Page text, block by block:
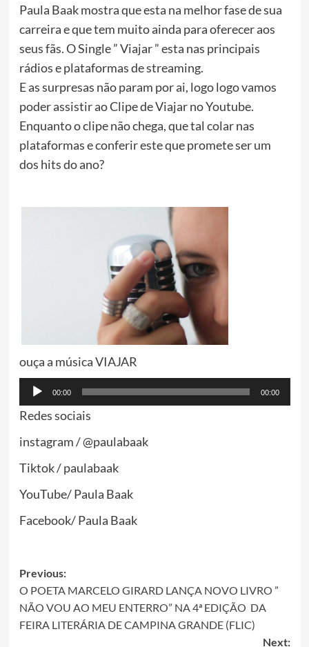
Paula Baak mostra que esta na melhor fase de sua
carreira e que tem muito ainda para oferecer aos
seus fãs. O Single ” Viajar ” esta nas principais
rádios e plataformas de streaming.
E as surpresas não param por ai, logo logo vamos
poder assistir ao Clipe de Viajar no Youtube.
Enquanto o clipe não chega, que tal colar nas
plataformas e conferir este que promete ser um
dos hits do ano?
ouça a música VIAJAR
Tocador
de
00:00 00:00
Redes sociais
instagram / @paulabaak
Tiktok / paulabaak
YouTube/ Paula Baak
Facebook/ Paula Baak
Post
navigation
Previous:
O POETA MARCELO GIRARD LANÇA NOVO LIVRO ”
NÃO VOU AO MEU ENTERRO” NA 4ª EDIÇÃO DA
FEIRA LITERÁRIA DE CAMPINA GRANDE (FLIC)
Next: